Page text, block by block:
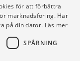
för att förbättra
marknadsföring. Här
på din dator. Läs mer
SPÅRNING